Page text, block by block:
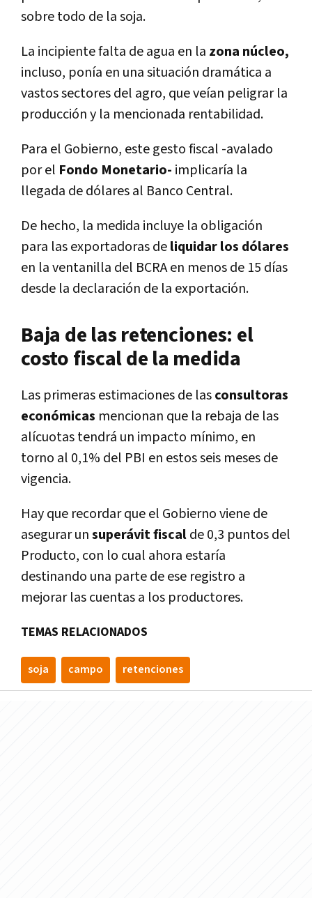
sobre todo de la soja.
La incipiente falta de agua en la zona núcleo,
incluso, ponía en una situación dramática a
vastos sectores del agro, que veían peligrar la
producción y la mencionada rentabilidad.
Para el Gobierno, este gesto fiscal -avalado
por el Fondo Monetario- implicaría la
llegada de dólares al Banco Central.
De hecho, la medida incluye la obligación
para las exportadoras deliquidar los dólares
en la ventanilla del BCRA en menos de 15 días
desde la declaración de la exportación.
Baja de las retenciones: el
costo fiscal de la medida
Las primeras estimaciones de lasconsultoras
económicas mencionan que la rebaja de las
alícuotas tendrá un impacto mínimo, en
torno al 0,1% del PBI en estos seis meses de
vigencia.
Hay que recordar que el Gobierno viene de
asegurar unsuperávit fiscalde 0,3 puntos del
Producto, con lo cual ahora estaría
destinando una parte de ese registro a
mejorar las cuentas a los productores.
TEMAS RELACIONADOS
soja campo retenciones